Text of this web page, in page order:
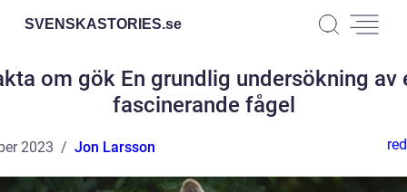
SVENSKASTORIES.se
om gök En grundlig undersökning av
fascinerande fågel
2023 Jon Larsson